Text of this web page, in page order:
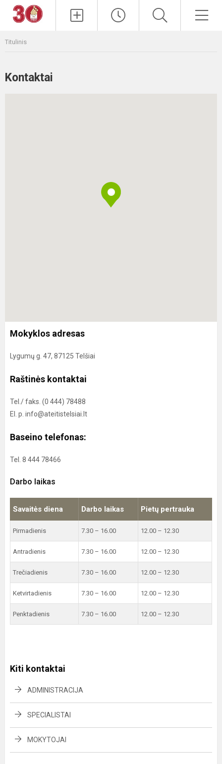
Titulinis
Kontaktai
Mokyklos adresas
Lygumų g. 47, 87125 Telšiai
Raštinės kontaktai
Tel./ faks. (0 444) 78488
El. p. info@ateitistelsiai.lt
Baseino telefonas:
Tel. 8 444 78466
Darbo laikas
Savaitės diena Darbo laikas Pietų pertrauka
Pirmadienis 7.30 – 16.00 12.00 – 12.30
Antradienis 7.30 – 16.00 12.00 – 12.30
Trečiadienis 7.30 – 16.00 12.00 – 12.30
Ketvirtadienis 7.30 – 16.00 12.00 – 12.30
Penktadienis 7.30 – 16.00 12.00 – 12.30
Kiti kontaktai
ADMINISTRACIJA
SPECIALISTAI
MOKYTOJAI